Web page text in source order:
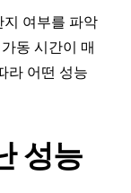
지 여부를 파악
동 시간이 매
라 어떤 성능
성능